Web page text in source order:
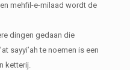
mehfil-e-milaad wordt de
dingen gedaan die
sayyi’ah te noemen is een
ketterij.